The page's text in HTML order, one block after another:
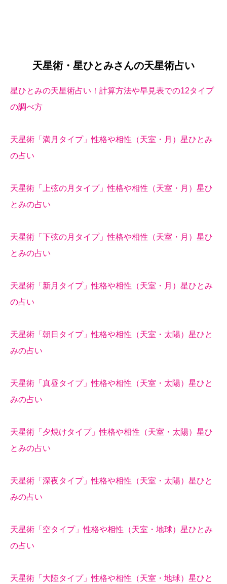
天星術・星ひとみさんの天星術占い
星ひとみの天星術占い！計算方法や早見表での12タイプ
の調べ方
天星術「満月タイプ」性格や相性（天室・月）星ひとみ
の占い
天星術「上弦の月タイプ」性格や相性（天室・月）星ひ
とみの占い
天星術「下弦の月タイプ」性格や相性（天室・月）星ひ
とみの占い
天星術「新月タイプ」性格や相性（天室・月）星ひとみ
の占い
天星術「朝日タイプ」性格や相性（天室・太陽）星ひと
みの占い
天星術「真昼タイプ」性格や相性（天室・太陽）星ひと
みの占い
天星術「夕焼けタイプ」性格や相性（天室・太陽）星ひ
とみの占い
天星術「深夜タイプ」性格や相性（天室・太陽）星ひと
みの占い
天星術「空タイプ」性格や相性（天室・地球）星ひとみ
の占い
天星術「大陸タイプ」性格や相性（天室・地球）星ひと